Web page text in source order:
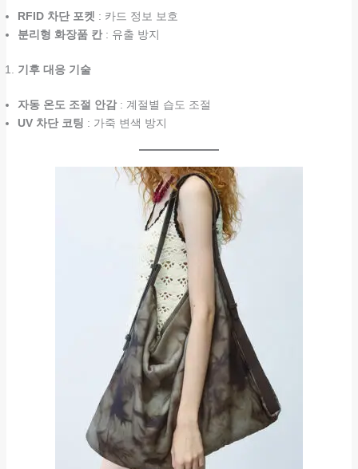
RFID 차단 포켓 : 카드 정보 보호
분리형 화장품 칸: 유출 방지
기후 대응 기술
자동 온도 조절 안감: 계절별 습도 조절
UV 차단 코팅 : 가죽 변색 방지